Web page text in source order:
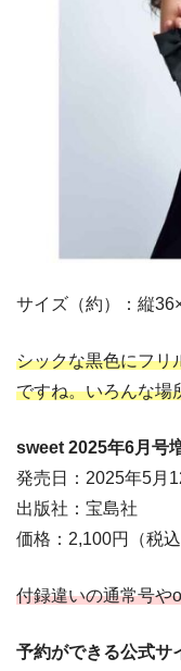
サイズ（約）：縦
シックな黒色にフリ
ですね。いろんな場
sweet 2025年6月号
発売日：2025年5月
出版社：宝島社
価格：2,100円（税込
付録違いの通常号や
予約ができる公式サ